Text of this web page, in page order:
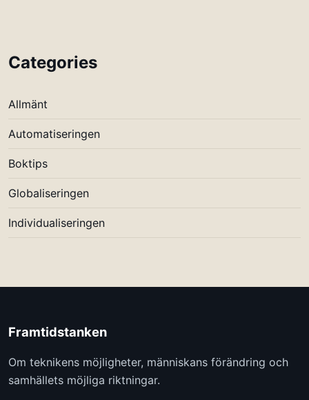
Categories
Allmänt
Automatiseringen
Boktips
Globaliseringen
Individualiseringen
Framtidstanken
Om teknikens möjligheter, människans förändring och
samhällets möjliga riktningar.